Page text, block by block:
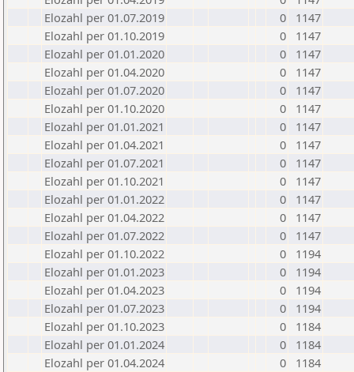
Elozahl per 01.07.2019
0
1147
Elozahl per 01.10.2019
0
1147
Elozahl per 01.01.2020
0
1147
Elozahl per 01.04.2020
0
1147
Elozahl per 01.07.2020
0
1147
Elozahl per 01.10.2020
0
1147
Elozahl per 01.01.2021
0
1147
Elozahl per 01.04.2021
0
1147
Elozahl per 01.07.2021
0
1147
Elozahl per 01.10.2021
0
1147
Elozahl per 01.01.2022
0
1147
Elozahl per 01.04.2022
0
1147
Elozahl per 01.07.2022
0
1147
Elozahl per 01.10.2022
0
1194
Elozahl per 01.01.2023
0
1194
Elozahl per 01.04.2023
0
1194
Elozahl per 01.07.2023
0
1194
Elozahl per 01.10.2023
0
1184
Elozahl per 01.01.2024
0
1184
Elozahl per 01.04.2024
0
1184